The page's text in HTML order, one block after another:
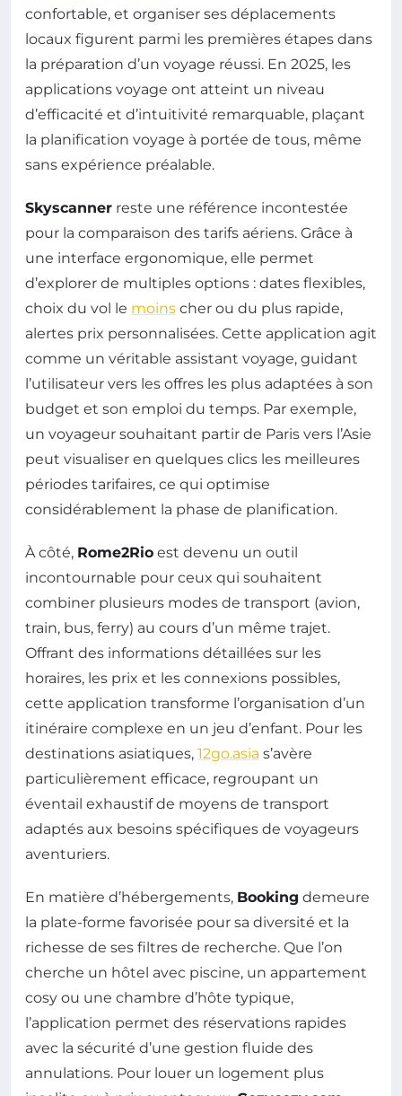
confortable, et organiser ses déplacements
locaux figurent parmi les premières étapes dans
la préparation d’un voyage réussi. En 2025, les
applications voyage ont atteint un niveau
d’efficacité et d’intuitivité remarquable, plaçant
la planification voyage à portée de tous, même
sans expérience préalable.
Skyscanner reste une référence incontestée
pour la comparaison des tarifs aériens. Grâce à
une interface ergonomique, elle permet
d’explorer de multiples options : dates flexibles,
choix du vol le moins cher ou du plus rapide,
alertes prix personnalisées. Cette application agit
comme un véritable assistant voyage, guidant
l’utilisateur vers les offres les plus adaptées à son
budget et son emploi du temps. Par exemple,
un voyageur souhaitant partir de Paris vers l’Asie
peut visualiser en quelques clics les meilleures
périodes tarifaires, ce qui optimise
considérablement la phase de planification.
À côté, Rome2Rio est devenu un outil
incontournable pour ceux qui souhaitent
combiner plusieurs modes de transport (avion,
train, bus, ferry) au cours d’un même trajet.
Offrant des informations détaillées sur les
horaires, les prix et les connexions possibles,
cette application transforme l’organisation d’un
itinéraire complexe en un jeu d’enfant. Pour les
destinations asiatiques, 12go.asia s’avère
particulièrement efficace, regroupant un
éventail exhaustif de moyens de transport
adaptés aux besoins spécifiques de voyageurs
aventuriers.
En matière d’hébergements, Booking demeure
la plate-forme favorisée pour sa diversité et la
richesse de ses filtres de recherche. Que l’on
cherche un hôtel avec piscine, un appartement
cosy ou une chambre d’hôte typique,
l’application permet des réservations rapides
avec la sécurité d’une gestion fluide des
annulations. Pour louer un logement plus